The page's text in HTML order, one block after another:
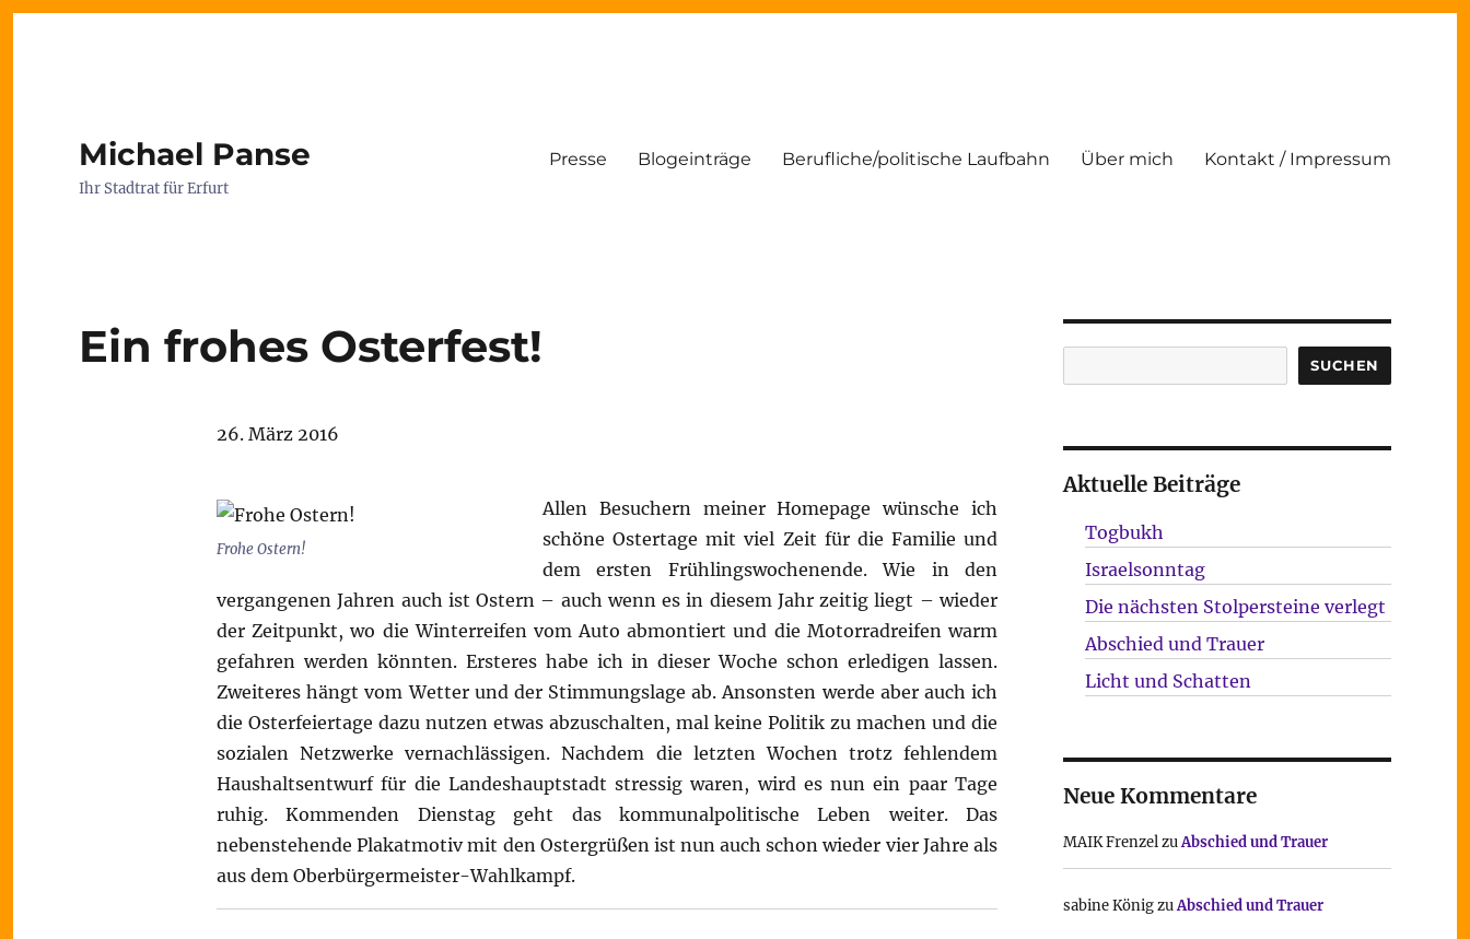
Michael Panse
Ihr Stadtrat für Erfurt
Presse Blogeinträge Berufliche/politische Laufbahn Über mich Kontakt / Impressum
Ein frohes Osterfest!
26. März 2016
Frohe Ostern!
Allen Besuchern meiner Homepage wünsche ich
schöne Ostertage mit viel Zeit für die Familie und
dem ersten Frühlingswochenende. Wie in den
vergangenen Jahren auch ist Ostern – auch wenn es in diesem Jahr zeitig liegt – wieder
der Zeitpunkt, wo die Winterreifen vom Auto abmontiert und die Motorradreifen warm
gefahren werden könnten. Ersteres habe ich in dieser Woche schon erledigen lassen.
Zweiteres hängt vom Wetter und der Stimmungslage ab. Ansonsten werde aber auch ich
die Osterfeiertage dazu nutzen etwas abzuschalten, mal keine Politik zu machen und die
sozialen Netzwerke vernachlässigen. Nachdem die letzten Wochen trotz fehlendem
Haushaltsentwurf für die Landeshauptstadt stressig waren, wird es nun ein paar Tage
ruhig. Kommenden Dienstag geht das kommunalpolitische Leben weiter. Das
nebenstehende Plakatmotiv mit den Ostergrüßen ist nun auch schon wieder vier Jahre als
aus dem Oberbürgermeister-Wahlkampf.
SUCHEN
Aktuelle Beiträge
Togbukh
Israelsonntag
Die nächsten Stolpersteine verlegt
Abschied und Trauer
Licht und Schatten
Neue Kommentare
MAIK FrenzelzuAbschied und Trauer
sabine KönigzuAbschied und Trauer